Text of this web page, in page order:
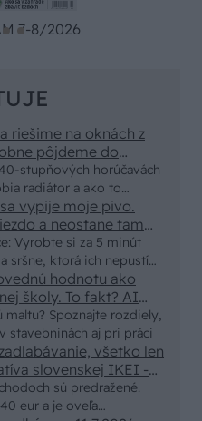
7-8/2026
stupňových horúčavách
radiátor a ako to
riešime na oknách z
pôjdeme do
markízy
idú okolo 100
Vyrobte si za 5 minút
sršne, ktorá ich nepustí
vypije moje pivo.
a neostane tam
moc efektivne.
Spoznajte rozdiely,
stavebninách aj pri práci
hodnotu ako
To fakt? AI
doba schnutia tak 15
A rozdiel
sú predražené.
eur a je oveľa
všetko len
slovenskej IKEI -
si nedal veľa námahy s
škoda. No lepšie než